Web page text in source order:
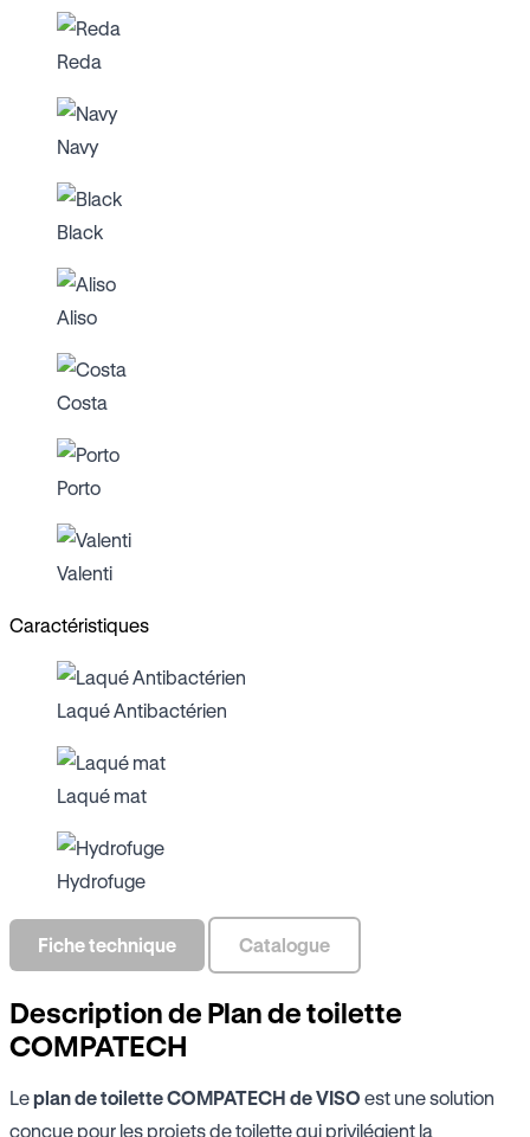
Reda
Navy
Black
Aliso
Costa
Porto
Valenti
Caractéristiques
Laqué Antibactérien
Laqué mat
Hydrofuge
Fiche technique Catalogue
Description de Plan de toilette
COMPATECH
Leplan de toilette COMPATECH de VISO est une solution
conçue pour les projets de toilette qui privilégient la